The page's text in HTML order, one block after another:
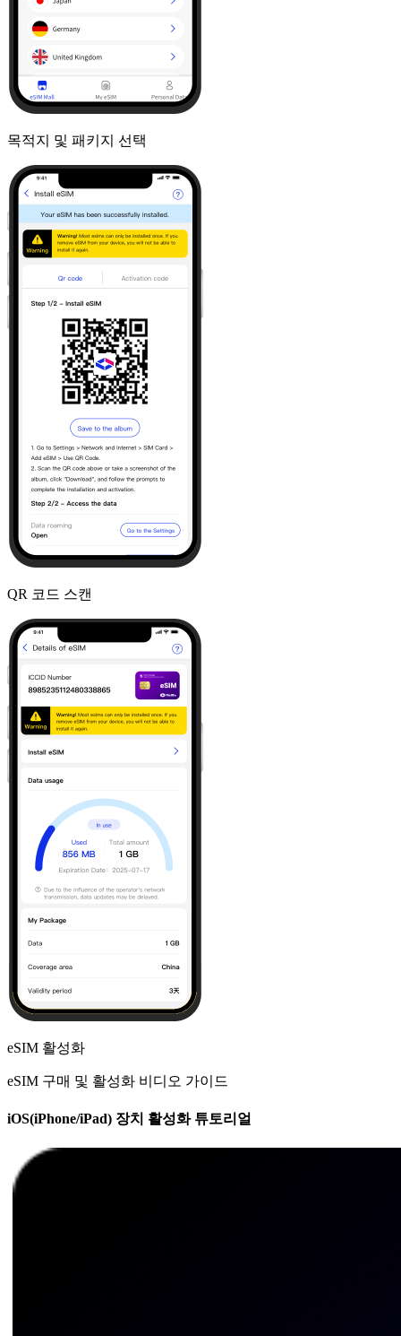
목적지 및 패키지 선택
QR 코드 스캔
eSIM 활성화
eSIM 구매 및 활성화 비디오 가이드
iOS(iPhone/iPad) 장치 활성화 튜토리얼